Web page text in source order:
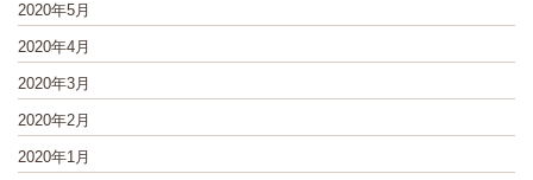
2020年5月
2020年4月
2020年3月
2020年2月
2020年1月